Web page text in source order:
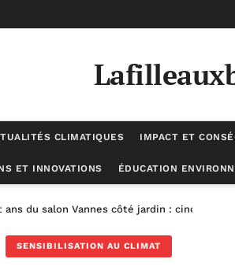
CLIMATIQUES IMPACT ET
ET INNOVATIONS ÉDUCATION
ans du salon Vannes côté jardin : cinq
SENSIBILISATION AU CLIMAT